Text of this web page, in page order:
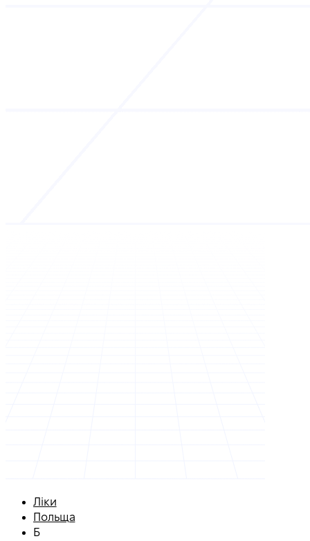
Ліки
Польща
Б